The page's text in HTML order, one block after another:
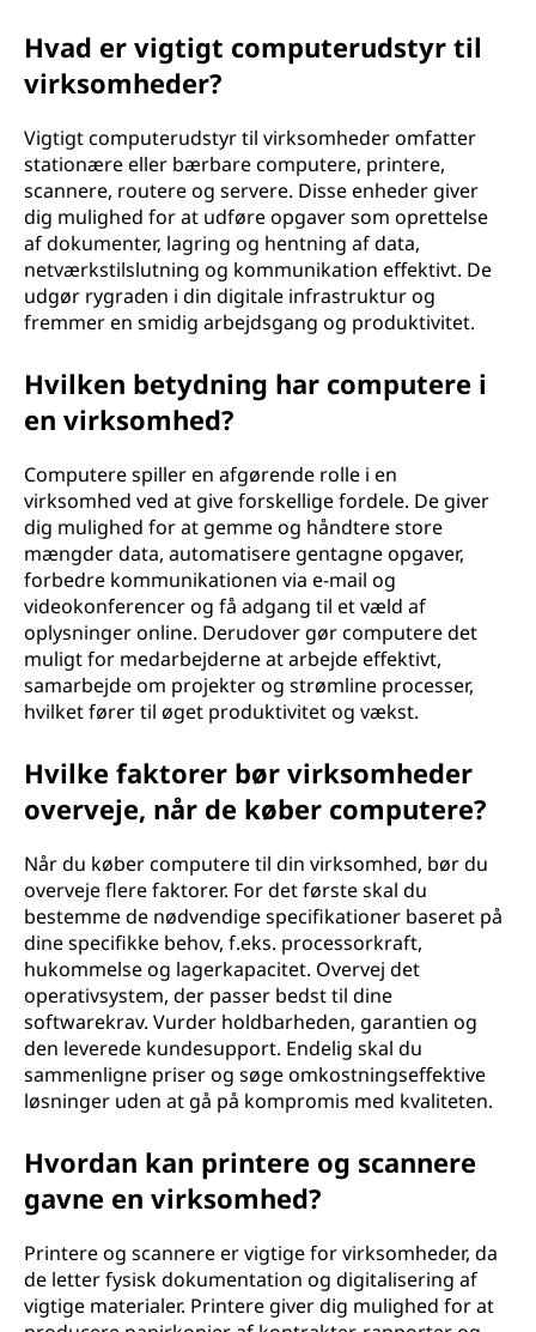
Hvad er vigtigt computerudstyr til
virksomheder?
Vigtigt computerudstyr til virksomheder omfatter
stationære eller bærbare computere, printere,
scannere, routere og servere. Disse enheder giver
dig mulighed for at udføre opgaver som oprettelse
af dokumenter, lagring og hentning af data,
netværkstilslutning og kommunikation effektivt. De
udgør rygraden i din digitale infrastruktur og
fremmer en smidig arbejdsgang og produktivitet.
Hvilken betydning har computere i
en virksomhed?
Computere spiller en afgørende rolle i en
virksomhed ved at give forskellige fordele. De giver
dig mulighed for at gemme og håndtere store
mængder data, automatisere gentagne opgaver,
forbedre kommunikationen via e-mail og
videokonferencer og få adgang til et væld af
oplysninger online. Derudover gør computere det
muligt for medarbejderne at arbejde effektivt,
samarbejde om projekter og strømline processer,
hvilket fører til øget produktivitet og vækst.
Hvilke faktorer bør virksomheder
overveje, når de køber computere?
Når du køber computere til din virksomhed, bør du
overveje flere faktorer. For det første skal du
bestemme de nødvendige specifikationer baseret på
dine specifikke behov, f.eks. processorkraft,
hukommelse og lagerkapacitet. Overvej det
operativsystem, der passer bedst til dine
softwarekrav. Vurder holdbarheden, garantien og
den leverede kundesupport. Endelig skal du
sammenligne priser og søge omkostningseffektive
løsninger uden at gå på kompromis med kvaliteten.
Hvordan kan printere og scannere
gavne en virksomhed?
Printere og scannere er vigtige for virksomheder, da
de letter fysisk dokumentation og digitalisering af
vigtige materialer. Printere giver dig mulighed for at